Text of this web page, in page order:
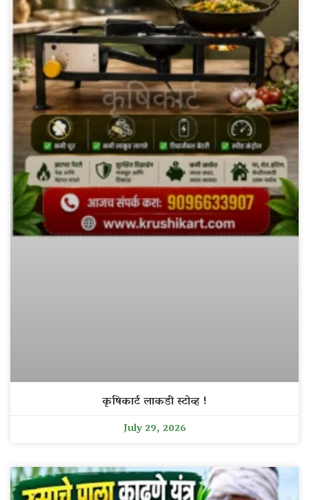
कृषिकार्ट लाकडी स्टोव्ह !
July 29, 2026